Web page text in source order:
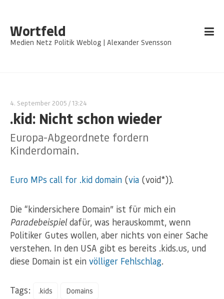
Wortfeld
Medien Netz Politik Weblog | Alexander Svensson
4. September 2005 / 13:24
.kid: Nicht schon wieder
Europa-Abgeordnete fordern
Kinderdomain.
Euro MPs call for .kid domain (via (void*)).
Die “kindersichere Domain” ist für mich ein
Paradebeispieldafür, was herauskommt, wenn
Politiker Gutes wollen, aber nichts von einer Sache
verstehen. In den USA gibt es bereits .kids.us, und
diese Domain ist ein völliger Fehlschlag.
Tags: .kids Domains